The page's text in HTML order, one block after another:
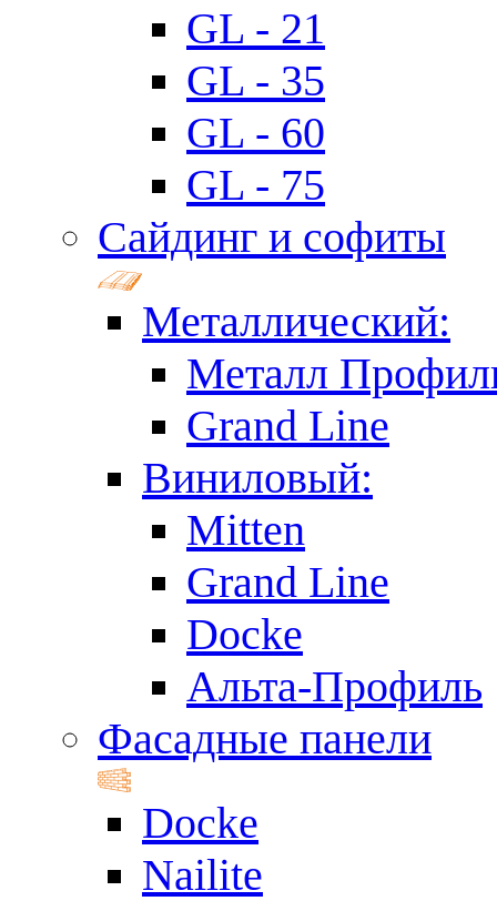
GL - 21
GL - 35
GL - 60
GL - 75
Сайдинг и софиты
Металлический:
Металл
Grand Line
Виниловый:
Mitten
Grand Line
Docke
Альта-Профиль
Фасадные панели
Docke
Nailite